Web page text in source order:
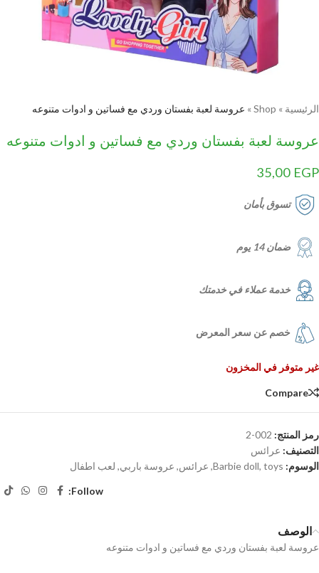
الرئيسية »
Shop
» عروسة لعبة بفستان وردي مع فساتين و ادوات متنوعه
عروسة لعبة بفستان وردي مع فساتين و ادوات متنوعه
35,00 EGP
تسوق بأمان
ضمان 14 يوم
خدمة عملاء في خدمتك
خصم عن سعر المعرض
غير متوفر في المخزون
Compare
رمز المنتج: 002-2
التصنيف: عرائس
الوسوم:
Barbie doll, toys
, عرائس, عروسة باربي, لعب اطفال
Follow:
الوصف
عروسة لعبة بفستان وردي مع فساتين و ادوات متنوعه